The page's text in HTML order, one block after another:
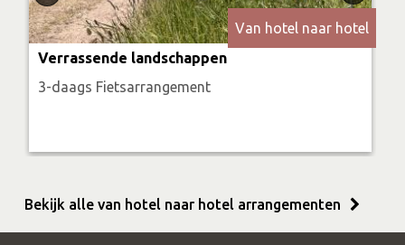
Van hotel naar hotel
Verrassende landschappen
3-daags Fietsarrangement
Bekijk alle van hotel naar hotel arrangementen